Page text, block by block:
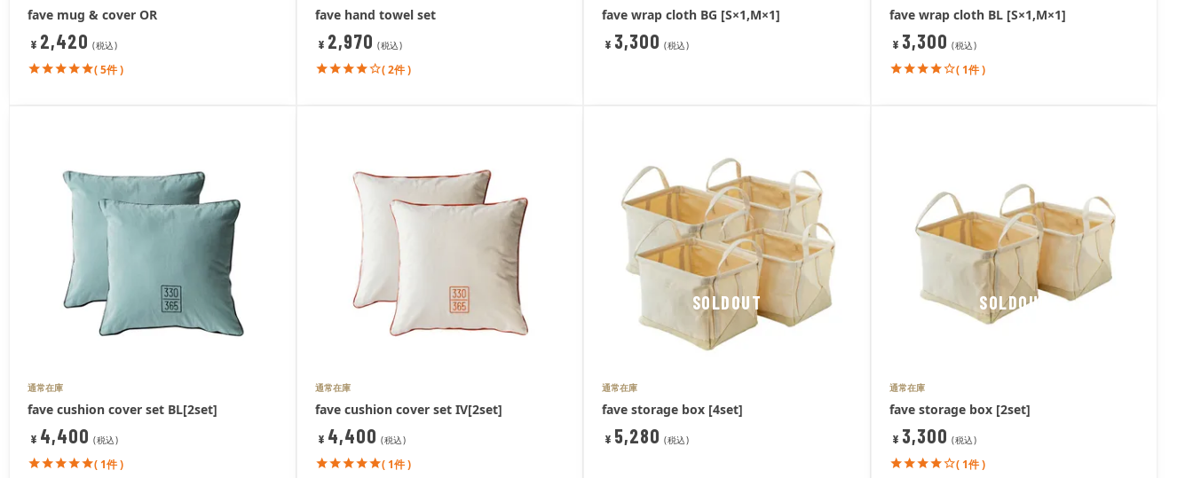
fave mug & cover OR
¥ 2,420 税込
( 5件 )
fave hand towel set
¥ 2,970 税込
( 2件 )
fave wrap cloth BG [S×1,M×1]
¥ 3,300 税込
fave wrap cloth BL [S×1,M×1]
¥ 3,300 税込
( 1件 )
通常在庫
fave cushion cover set BL[2set]
¥ 4,400 税込
( 1件 )
通常在庫
fave cushion cover set IV[2set]
¥ 4,400 税込
( 1件 )
通常在庫
fave storage box [4set]
¥ 5,280 税込
SOLDOUT
通常在庫
fave storage box [2set]
¥ 3,300 税込
( 1件 )
SOLDOUT